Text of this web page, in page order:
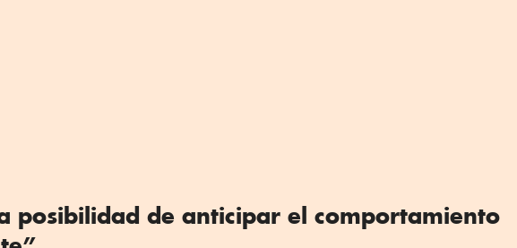
posibilidad de anticipar el comportamiento